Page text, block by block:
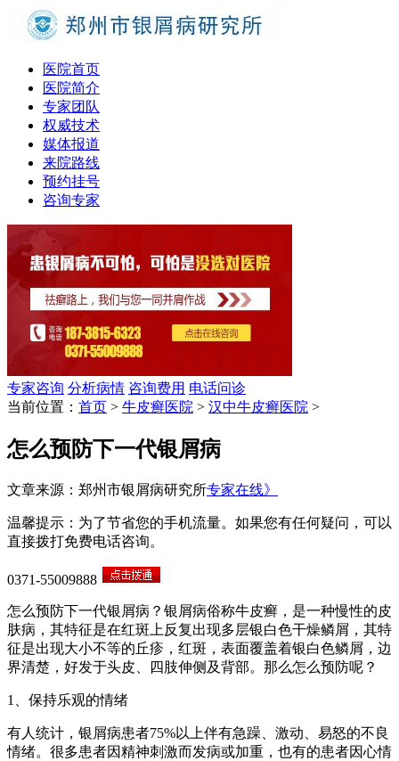
医院首页
医院简介
专家团队
权威技术
媒体报道
来院路线
预约挂号
咨询专家
专家咨询 分析病情 咨询费用 电话问诊
当前位置： 首页 > 牛皮癣医院 > 汉中牛皮癣医院 >
怎么预防下一代银屑病
文章来源：郑州市银屑病研究所专家在线》
温馨提示：为了节省您的手机流量。如果您有任何疑问，可以
直接拨打免费电话咨询。
0371-55009888
怎么预防下一代银屑病？银屑病俗称牛皮癣，是一种慢性的皮
肤病，其特征是在红斑上反复出现多层银白色干燥鳞屑，其特
征是出现大小不等的丘疹，红斑，表面覆盖着银白色鳞屑，边
界清楚，好发于头皮、四肢伸侧及背部。那么怎么预防呢？
1、保持乐观的情绪
有人统计，银屑病患者75%以上伴有急躁、激动、易怒的不良
情绪。很多患者因精神刺激而发病或加重，也有的患者因心情